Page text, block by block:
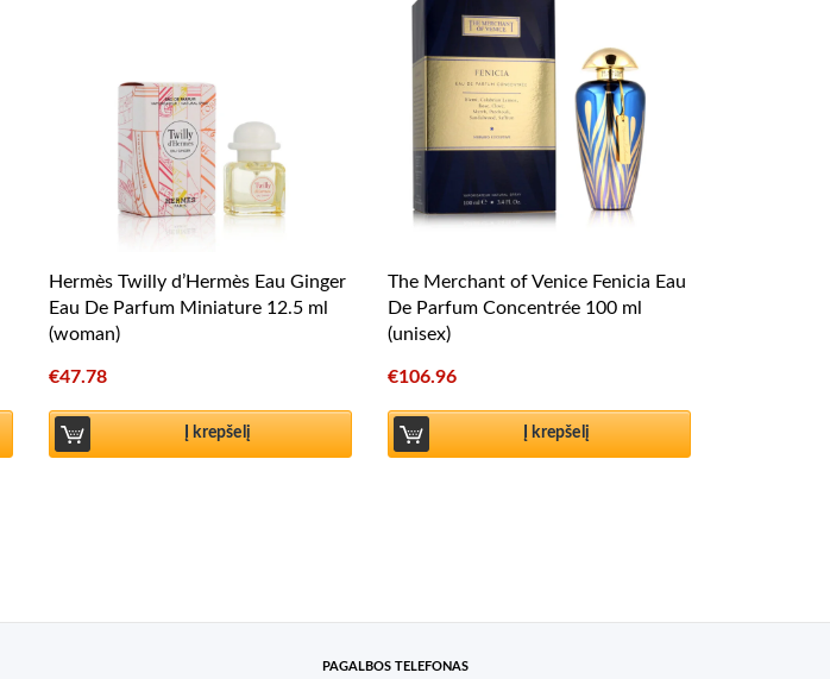
Hermès Twilly d’Hermès Eau Ginger
Eau De Parfum Miniature 12.5 ml
(woman)
€47.78
Į krepšelį
The Merchant of Venice Fenicia Eau
De Parfum Concentrée 100 ml
(unisex)
€106.96
Į krepšelį
PAGALBOS TELEFONAS